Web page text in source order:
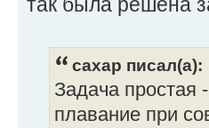
так была решена
caxap писал(а):
Задача простая
плавание при